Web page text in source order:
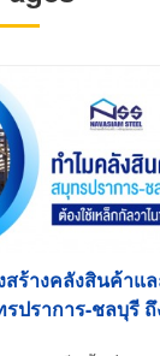
ร้างคลังสินค้าแ
ปราการ-ชลบุรี ถึ